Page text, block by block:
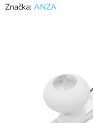
hodnocení
Značka: ANZA